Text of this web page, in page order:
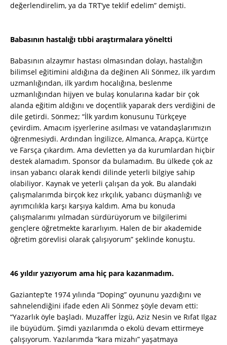
değerlendirelim, ya da TRT’ye teklif edelim” demişti.
Babasının hastalığı tıbbi araştırmalara yöneltti
Babasının alzaymır hastası olmasından dolayı, hastalığın
bilimsel eğitimini aldığına da değinen Ali Sönmez, ilk yardım
uzmanlığından, ilk yardım hocalığına, beslenme
uzmanlığından hijyen ve bulaş konularına kadar bir çok
alanda eğitim aldığını ve doçentlik yaparak ders verdiğini de
dile getirdi. Sönmez; “İlk yardım konusunu Türkçeye
çevirdim. Amacım işyerlerine asılması ve vatandaşlarımızın
öğrenmesiydi. Ardından İngilizce, Almanca, Arapça, Kürtçe
ve Farsça çıkardım. Ama devletten ya da kurumlardan hiçbir
destek alamadım. Sponsor da bulamadım. Bu ülkede çok az
insan yabancı olarak kendi dilinde yeterli bilgiye sahip
olabiliyor. Kaynak ve yeterli çalışan da yok. Bu alandaki
çalışmalarımda birçok kez ırkçılık, yabancı düşmanlığı ve
ayrımcılıkla karşı karşıya kaldım. Ama bu konuda
çalışmalarımı yılmadan sürdürüyorum ve bilgilerimi
gençlere öğretmekte kararlıyım. Halen de bir akademide
öğretim görevlisi olarak çalışıyorum” şeklinde konuştu.
46 yıldır yazıyorum ama hiç para kazanmadım.
Gaziantep’te 1974 yılında “Doping” oyununu yazdığını ve
sahnelendiğini ifade eden Ali Sönmez şöyle devam etti:
“Yazarlık öyle başladı. Muzaffer İzgü, Aziz Nesin ve Rıfat Ilgaz
ile büyüdüm. Şimdi yazılarımda o ekolü devam ettirmeye
çalışıyorum. Yazılarımda “kara mizahı” yaşatmaya